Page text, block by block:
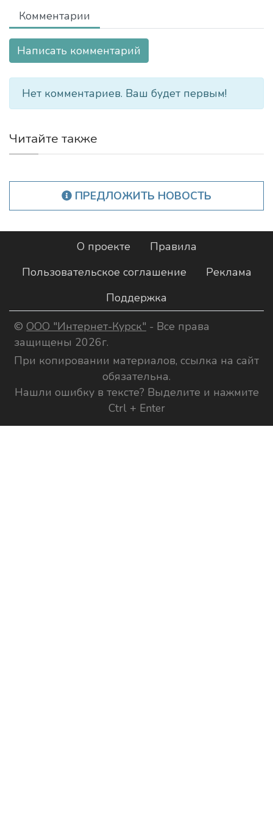
Комментарии
Написать комментарий
Нет комментариев. Ваш будет первым!
Читайте также
ПРЕДЛОЖИТЬ НОВОСТЬ
О проекте
Правила
Пользовательское соглашение
Реклама
Поддержка
© ООО "Интернет-Курск" - Все права
защищены 2026г.
При копировании материалов, ссылка на сайт
обязательна.
Нашли ошибку в тексте? Выделите и нажмите
Ctrl + Enter